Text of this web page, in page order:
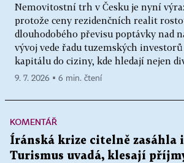
Nemovitostní trh v Česku je nyní
protože ceny rezidenčních realit
dlouhodobého převisu poptávky nad
vývoj vede řadu tuzemských
kapitálu do ciziny, kde hledají nejen
9. 7. 2026 ▪ 6 min. čtení
KOMENTÁŘ
Íránská krize citelně zasáhla
Turismus uvadá, klesají